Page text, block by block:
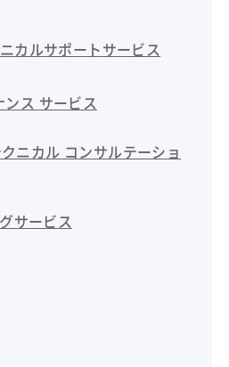
カルサポートサービス
ス サービス
ニカル コンサルテーショ
サービス